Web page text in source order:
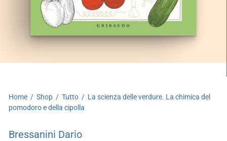
Home / Shop / Tutto / La scienza delle verdure. La chimica del
pomodoro e della cipolla
Bressanini Dario